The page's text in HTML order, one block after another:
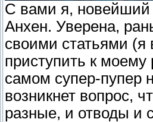
С вами я, новейший
Анхен. Уверена,
своими статьями
приступить к
самом супер-пупер
возникнет вопрос,
разные, и отводы и